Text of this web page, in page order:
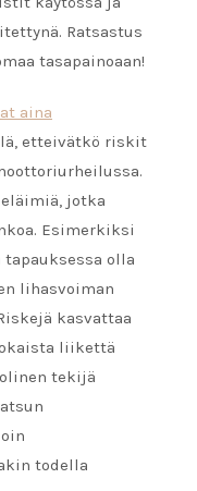
Ratsastus
tasapainoaan!
aina
etteivätkö riskit
jotka
Esimerkiksi
olla
lihasvoiman
kasvattaa
liikettä
tekijä
todella